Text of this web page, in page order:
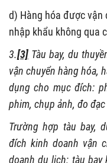
d) Hàng hóa được vận
nhập khẩu không qua
3.[3] Tàu bay, du
vận chuyển hàng hóa,
dụng cho mục đích:
phim, chụp ảnh, đo
Trường hợp tàu bay,
đích kinh doanh vận
doanh du lịch; tàu